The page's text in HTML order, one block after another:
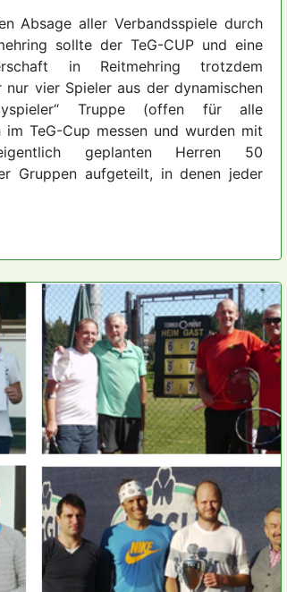
Absage aller Verbandsspiele durch
sollte der TeG-CUP und eine
in Reitmehring trotzdem
vier Spieler aus der dynamischen
Truppe (offen für alle
TeG-Cup messen und wurden mit
geplanten Herren 50
Gruppen aufgeteilt, in denen jeder